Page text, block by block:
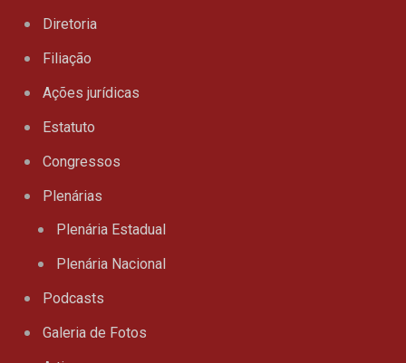
Diretoria
Filiação
Ações jurídicas
Estatuto
Congressos
Plenárias
Plenária Estadual
Plenária Nacional
Podcasts
Galeria de Fotos